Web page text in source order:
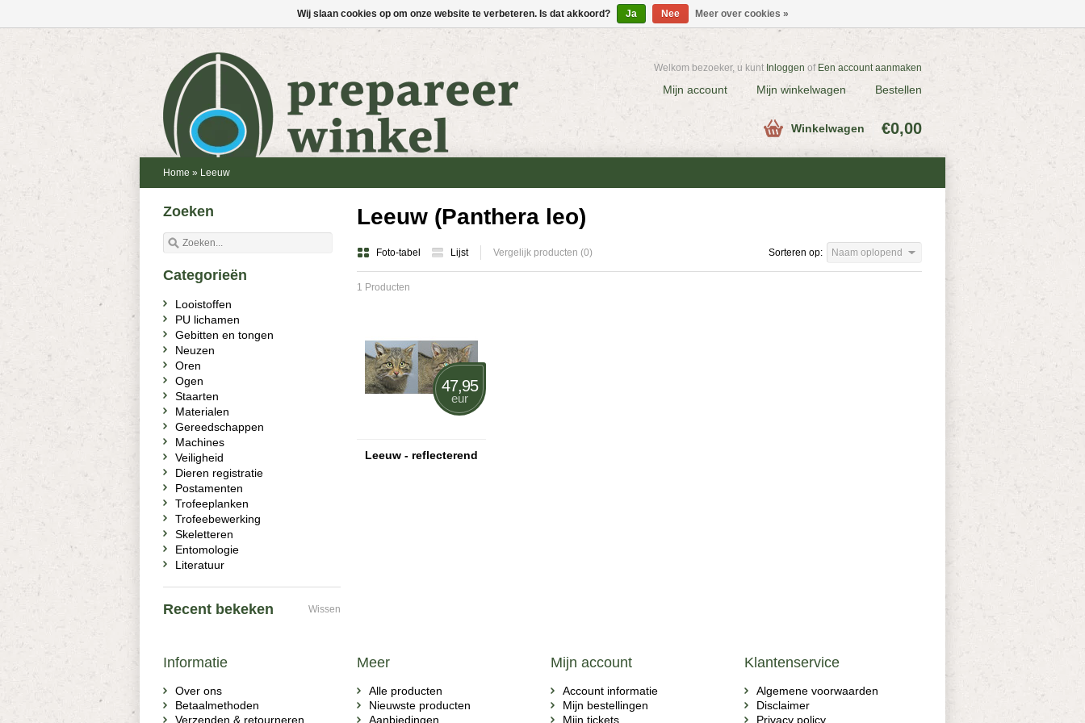
Welkom bezoeker, u kunt Inloggen of Een account aanmaken
Mijn account Mijn winkelwagen Bestellen
Winkelwagen €0,00
Home » Leeuw
Leeuw (Panthera leo)
Foto-tabel Lijst Vergelijk producten (0) Sorteren op: Naam oplopend
1 Producten
47,95
eur
Leeuw - reflecterend
Zoeken
Categorieën
Looistoffen
PU lichamen
Gebitten en tongen
Neuzen
Oren
Ogen
Staarten
Materialen
Gereedschappen
Machines
Veiligheid
Dieren registratie
Postamenten
Trofeeplanken
Trofeebewerking
Skeletteren
Entomologie
Literatuur
Recent bekeken Wissen
Informatie
Over ons
Betaalmethoden
Verzenden & retourneren
Meer
Alle producten
Nieuwste producten
Aanbiedingen
Mijn account
Account informatie
Mijn bestellingen
Mijn tickets
Klantenservice
Algemene voorwaarden
Disclaimer
Privacy policy
Wij slaan cookies op om onze website te verbeteren. Is dat akkoord? Ja Nee Meer over cookies »